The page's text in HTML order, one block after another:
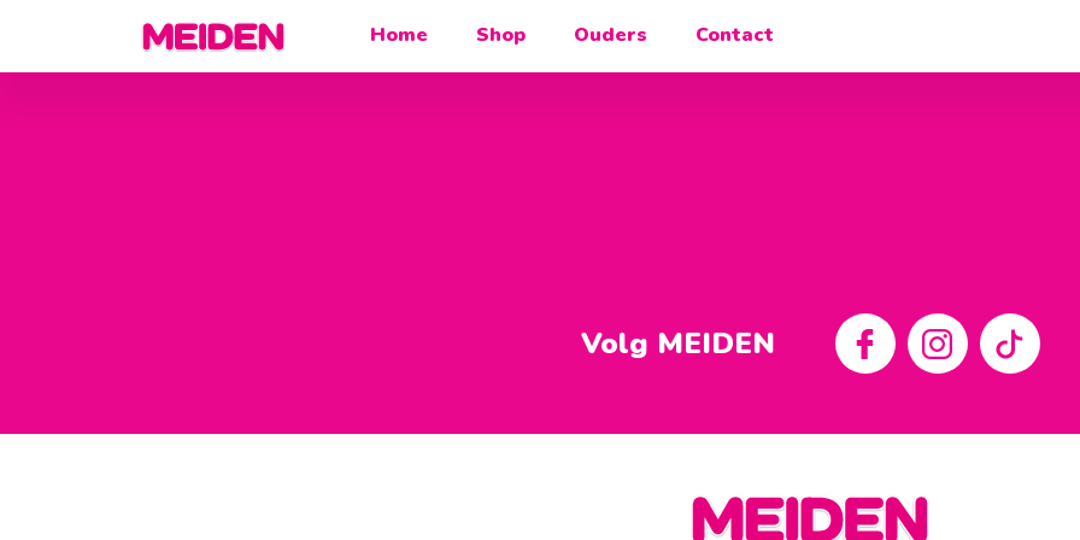
Home Shop Ouders Contact
Volg MEIDEN